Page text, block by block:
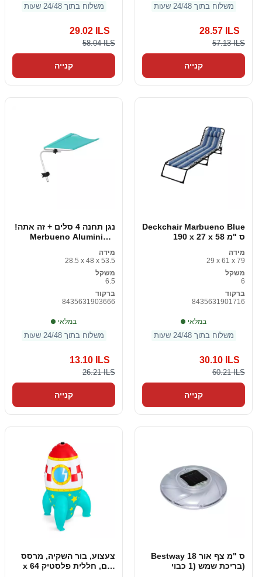
משלוח בתוך 24/48 שעות
29.02 ILS
58.04 ILS
קנייה
משלוח בתוך 24/48 שעות
28.57 ILS
57.13 ILS
קנייה
נגן תחנה 4 סלים + זה אתה!
Merbueno Aluminium
54 ס "מ
מידה
28.5 x 48 x 53.5
משקל
6.5
ברקוד
8435631903666
במלאי
משלוח בתוך 24/48 שעות
13.10 ILS
26.21 ILS
קנייה
Deckchair Marbueno Blue
190 x 27 x 58 ס "מ
מידה
29 x 61 x 79
משקל
6
ברקוד
8435631901716
במלאי
משלוח בתוך 24/48 שעות
30.10 ILS
60.21 ILS
קנייה
צעצוע, בור השקיה, מרסס
מים, חללית פלסטיק 64 x
Bestway 18 ס "מ צף אור
בריכת שמש (1 כבוי)